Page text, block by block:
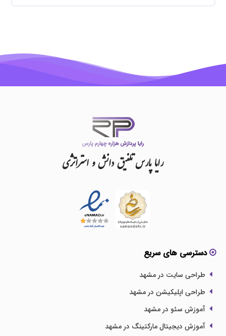
رایاپارستلفیقدانشواستراتژی
دسترسی های سریع
طراحی سایت در مشهد
طراحی اپلیکیشن در مشهد
آموزش سئو در مشهد
آموزش دیجیتال مارکتینگ در مشهد